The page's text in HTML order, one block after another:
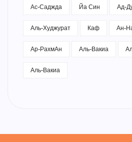
Ас-Саджда
Йа Син Ад-
Аль-Худжурат
Каф
Ан-
Ар-РахмАн
Аль-Вакиа
Аль-Вакиа